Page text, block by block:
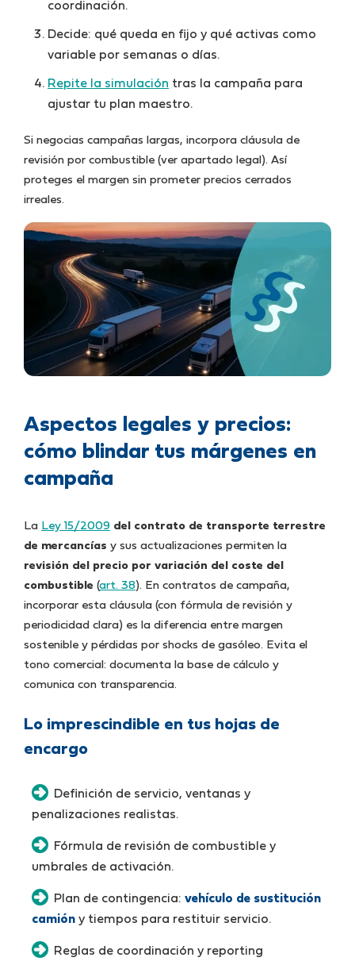
coordinación.
Decide: qué queda en fijo y qué activas como
variable por semanas o días.
Repite la simulación tras la campaña para
ajustar tu plan maestro.
Si negocias campañas largas, incorpora cláusula de
revisión por combustible (ver apartado legal). Así
proteges el margen sin prometer precios cerrados
irreales.
Aspectos legales y precios:
cómo blindar tus márgenes en
campaña
La Ley 15/2009 del contrato de transporte terrestre
de mercancías y sus actualizaciones permiten la
revisión del precio por variación del coste del
combustible (art. 38). En contratos de campaña,
incorporar esta cláusula (con fórmula de revisión y
periodicidad clara) es la diferencia entre margen
sostenible y pérdidas por shocks de gasóleo. Evita el
tono comercial: documenta la base de cálculo y
comunica con transparencia.
Lo imprescindible en tus hojas de
encargo
Definición de servicio, ventanas y
penalizaciones realistas.
Fórmula de revisión de combustible y
umbrales de activación.
Plan de contingencia: vehículo de sustitución
camión y tiempos para restituir servicio.
Reglas de coordinación y reporting